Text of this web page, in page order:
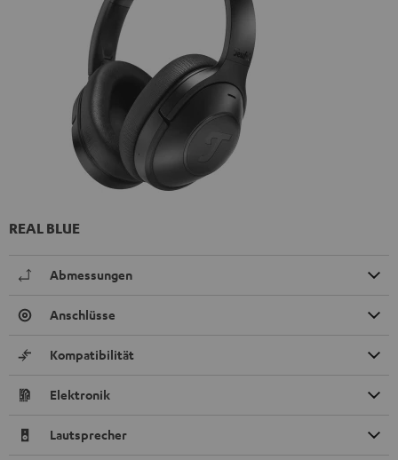
REAL BLUE
Abmessungen
Anschlüsse
Kompatibilität
Elektronik
Lautsprecher